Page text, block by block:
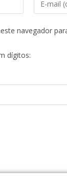
navegador
dígitos: